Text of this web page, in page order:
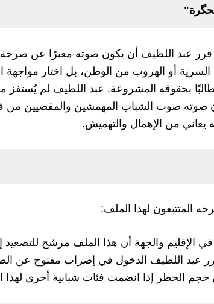
قرر عبد اللطيف أن يكون صوته معبرًا عن صرخة
أو الهروب من الوطن، بل اختار مواجهة
مطالبًا بحقوقه المشروعة. عبد اللطيف لم
صوته صوت الشباب المهمشين والمقصيين من
يعاني من الإهمال والتهميش.
المتتبعون لهذا الملف:
الإقليم والجهة أن هذا الملف مرشح للتصعيد
عبد اللطيف الدخول في إضراب مفتوح عن
الخطر إذا انضمت فئات شبابية أخرى لهذا